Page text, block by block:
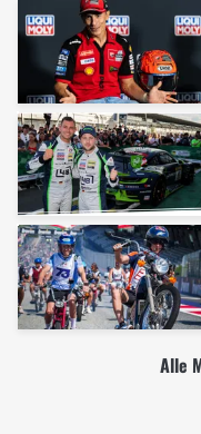
Alle